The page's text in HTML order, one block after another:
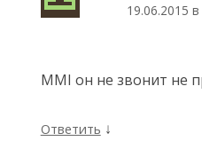
19.06.2015 в
MMI он не звонит не
Ответить ↓